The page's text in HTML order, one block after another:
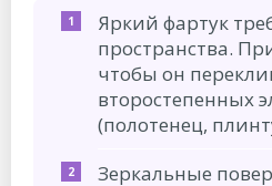
Яркий фартук
пространства.
чтобы он
второстепенных
(полотенец,
Зеркальные